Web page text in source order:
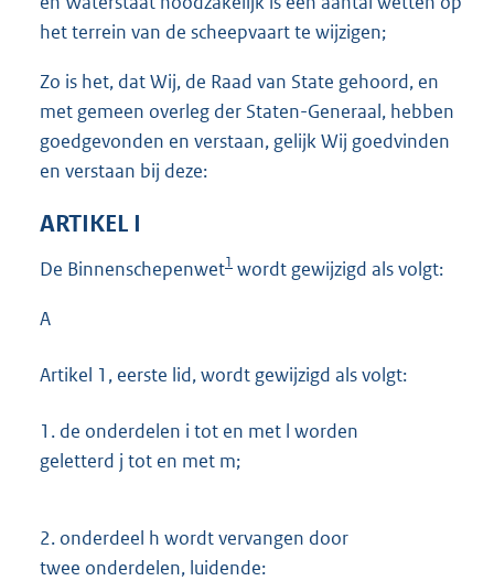
het terrein van de scheepvaart te wijzigen;
Zo is het, dat Wij, de Raad van State gehoord, en
met gemeen overleg der Staten-Generaal, hebben
goedgevonden en verstaan, gelijk Wij goedvinden
en verstaan bij deze:
ARTIKEL I
De Binnenschepenwet1 wordt gewijzigd als volgt:
A
Artikel 1, eerste lid, wordt gewijzigd als volgt:
1. de onderdelen i tot en met l worden
geletterd j tot en met m;
2. onderdeel h wordt vervangen door
twee onderdelen, luidende: